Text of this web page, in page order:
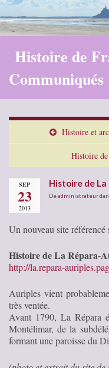
Histoire de
Communiqués
Histoire et
Histoire
SEP
23
2013
Histoire de
Deadministrateur
Un nouveau site référencé
Histoire de La Répara-
http://la.repara-
Auriples vient
très ventée.
Avant 1790, La Répara
Montélimar, de la
formant une paroisse du